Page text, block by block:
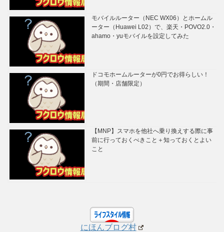
モバイルルーター（NEC WX06）とホームル
ーター（Huawei L02）で、楽天・POVO2.0・
ahamo・yuモバイルを設定してみた
ドコモホームルーターが0円でお得らしい！
（期間・店舗限定）
【MNP】スマホを他社へ乗り換えする際に事
前に行っておくべきこと＋知っておくとよい
こと
にほんブログ村